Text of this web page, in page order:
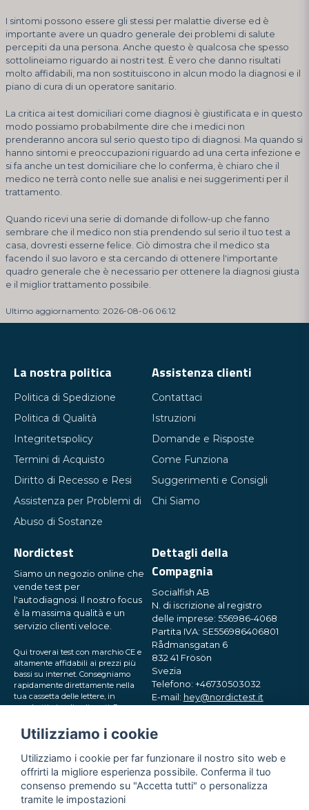
I sintomi possono essere gli stessi per malattie diverse ed è
importante avere un quadro generale dei problemi di salute
percepiti da una persona. Anche questo è qualcosa che spesso
sottolineiamo riguardo ai nostri test. È vero che danno risultati
molto affidabili, ma non sostituiscono in alcun modo la diagnosi e il
piano di cura di un operatore sanitario.
La critica ai test domiciliari come diagnosi è giustificata e in questo
modo possiamo probabilmente dire che i medici non
prenderanno ancora sul serio questo tipo di diagnosi. Ma quando si
hanno sintomi e preoccupazioni riguardo ad una certa infezione e
si fa anche un test domiciliare che lo conferma, è chiaro che il
medico ne terrà conto nelle sue analisi e nei suggerimenti per il
trattamento.
Quando ricevi una serie di domande di follow-up che fanno
sembrare che il medico non stia prendendo sul serio il tuo test a
casa, dovresti esserne felice. Ciò dimostra che il medico sta
facendo il suo lavoro e sta cercando di ottenere l'importante
quadro generale che è necessario per ottenere la diagnosi giusta
e il miglior trattamento possibile.
Ultimo aggiornamento: 2026-08-06 06:12
La nostra politica
Politica di Spedizione
Politica di Qualità
Integritetspolicy
Termini di Acquisto
Diritto di Recesso e Resi
Assistenza per Problemi di
Abuso di Sostanze
Assistenza clienti
Contattaci
Istruzioni
Domande e Risposte
Come Funziona
Suggerimenti e Consigli
Chi Siamo
Nordictest
Siamo un negozio online che
vende test per
l'autodiagnosi. Il nostro focus
è la massima qualità e un
servizio clienti veloce.
Qui troverai test con marchio CE e
altamente affidabili ai prezzi più
bassi su internet. Consegniamo
rapidamente direttamente nella
tua cassetta delle lettere, in
pacchetti piccoli e discreti. Prova
Dettagli della
Compagnia
Socialfish AB
N. di iscrizione al registro
delle imprese: 556986-4068
Partita IVA: SE556986406801
Rådmansgatan 6
832 41 Frösön
Svezia
Telefono: +46730503032
E-mail: hey@nordictest.it
Lun-Ven 10:00 - 17:00 (CET)
Utilizziamo i cookie
Utilizziamo i cookie per far funzionare il nostro sito web e
offrirti la migliore esperienza possibile. Conferma il tuo
consenso premendo su "Accetta tutti" o personalizza
tramite le impostazioni